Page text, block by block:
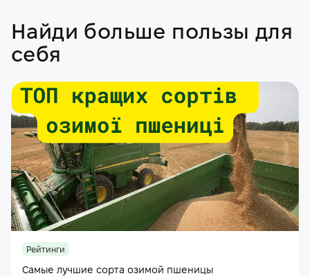
Найди больше пользы для
себя
Рейтинги
Самые лучшие сорта озимой пшеницы